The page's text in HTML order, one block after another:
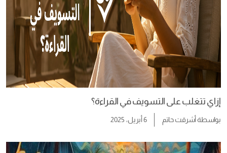
إزاي تتغلب على التسويف في القراءة؟
بواسطةأشرقت حاتم 6 أبريل، 2025